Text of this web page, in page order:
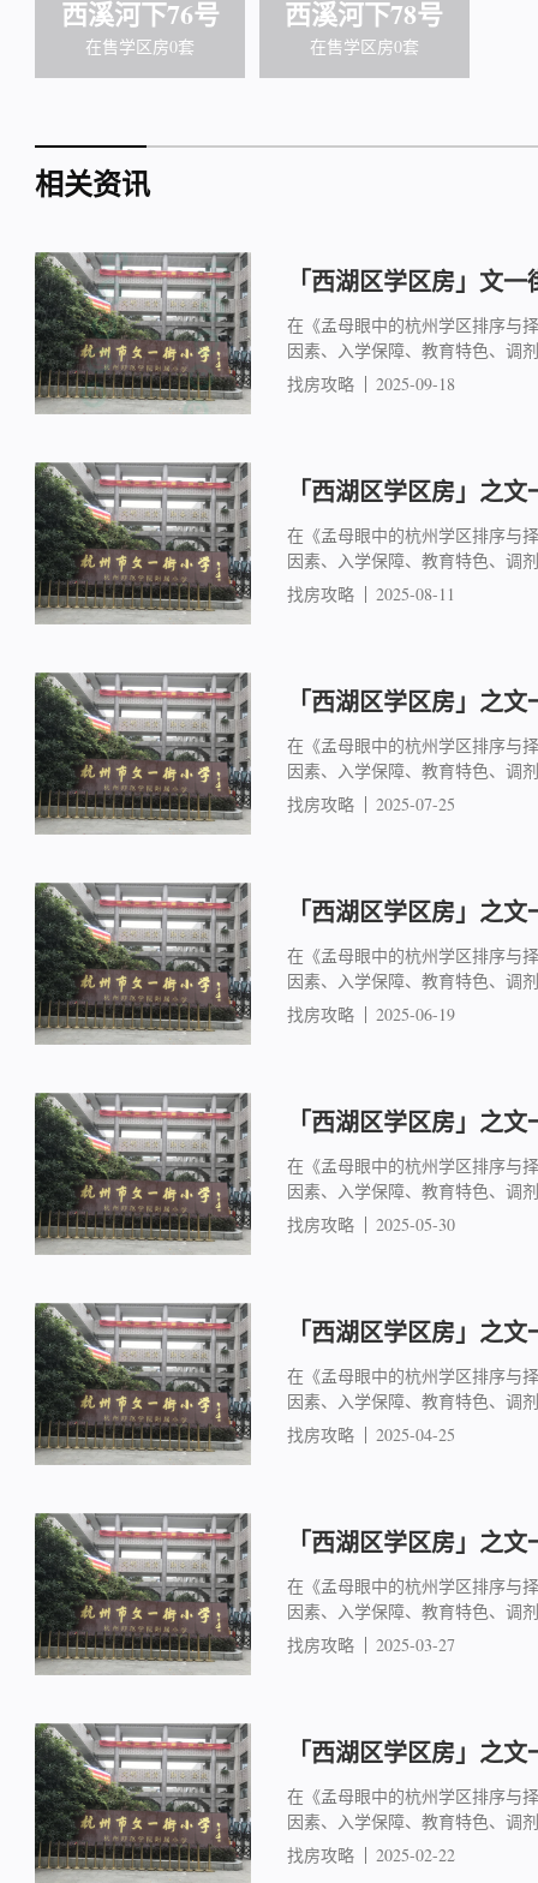
西溪河下76号
在售学区房0套
西溪河下78号
在售学区房0套
相关资讯
「西湖区学区房」文
在《孟母眼中的杭州学区排序与
因素、入学保障、教育特色、调
找房攻略
2025-09-18
「西湖区学区房」之
在《孟母眼中的杭州学区排序与
因素、入学保障、教育特色、调
找房攻略
2025-08-11
「西湖区学区房」之
在《孟母眼中的杭州学区排序与
因素、入学保障、教育特色、调
找房攻略
2025-07-25
「西湖区学区房」之
在《孟母眼中的杭州学区排序与
因素、入学保障、教育特色、调
找房攻略
2025-06-19
「西湖区学区房」之
在《孟母眼中的杭州学区排序与
因素、入学保障、教育特色、调
找房攻略
2025-05-30
「西湖区学区房」之
在《孟母眼中的杭州学区排序与
因素、入学保障、教育特色、调
找房攻略
2025-04-25
「西湖区学区房」之
在《孟母眼中的杭州学区排序与
因素、入学保障、教育特色、调
找房攻略
2025-03-27
「西湖区学区房」之
在《孟母眼中的杭州学区排序与
因素、入学保障、教育特色、调
找房攻略
2025-02-22